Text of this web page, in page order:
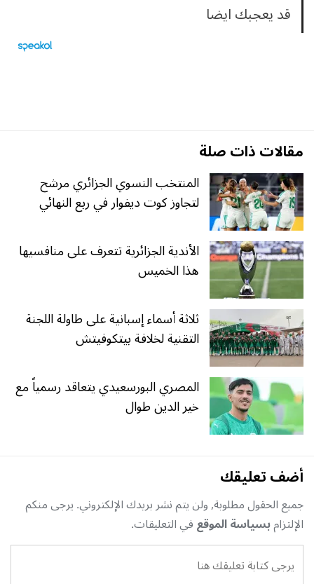
قد يعجبك ايضا
مقالات ذات صلة
المنتخب النسوي الجزائري مرشح
لتجاوز كوت ديفوار في ربع النهائي
الأندية الجزائرية تتعرف على منافسيها
هذا الخميس
ثلاثة أسماء إسبانية على طاولة اللجنة
التقنية لخلافة بيتكوفيتش
المصري البورسعيدي يتعاقد رسمياً مع
خير الدين طوال
أضف تعليقك
جميع الحقول مطلوبة, ولن يتم نشر بريدك الإلكتروني. يرجى منكم
الإلتزامبسياسة الموقعفي التعليقات.